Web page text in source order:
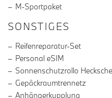
M-Sportpaket
SONSTIGES
Reifenreparatur-Set
Personal eSIM
Sonnenschutzrollo
Gepäckraumtrennetz
Anhängerkupplung